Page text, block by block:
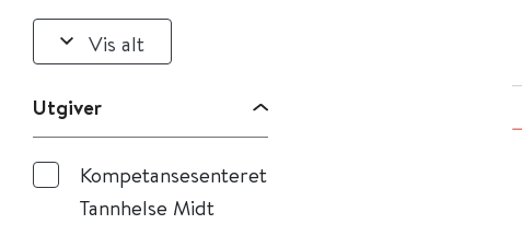
Vis alt
Utgiver
Kompetansesenteret
Tannhelse Midt